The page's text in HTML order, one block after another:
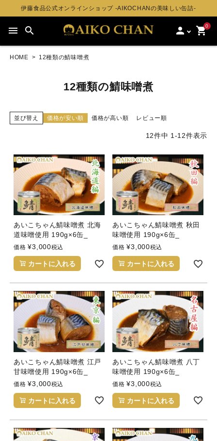
伊藤食品公式オンラインショップ -AIKOCHANの美味しい缶詰-
menu search person 0
shopping_cart
HOME 12種類の鯖味噌煮
12種類の鯖味噌煮
並び替え 価格が安い順 価格が高い順 レビュー順
12件中 1 -12件表示
あいこちゃん鯖味噌煮 北海
道味噌使用 190g×6缶_
価格 ¥3,000税込
カートに入れる
あいこちゃん鯖味噌煮 秋田
味噌使用 190g×6缶_
価格 ¥3,000税込
カートに入れる
あいこちゃん鯖味噌煮 江戸
甘味噌使用 190g×6缶_
価格 ¥3,000税込
カートに入れる
あいこちゃん鯖味噌煮 八丁
味噌使用 190g×6缶_
価格 ¥3,000税込
カートに入れる